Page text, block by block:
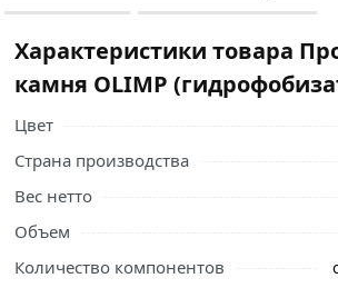
Характеристики товара
камня OLIMP
Цвет
Страна производства
Вес нетто
Объем
Количество компонентов